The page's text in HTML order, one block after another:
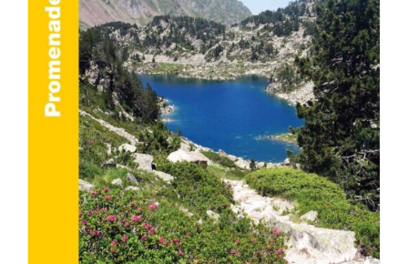
ACHETER LE PRODUIT / DÉTAILS